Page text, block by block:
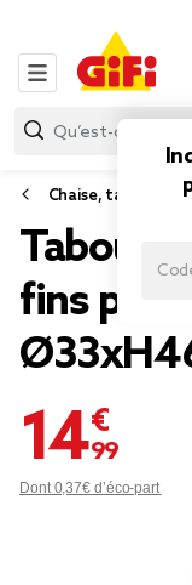
Chaise, tabouret
fins
14,99 €
Dont 0,37€ d’éco-part